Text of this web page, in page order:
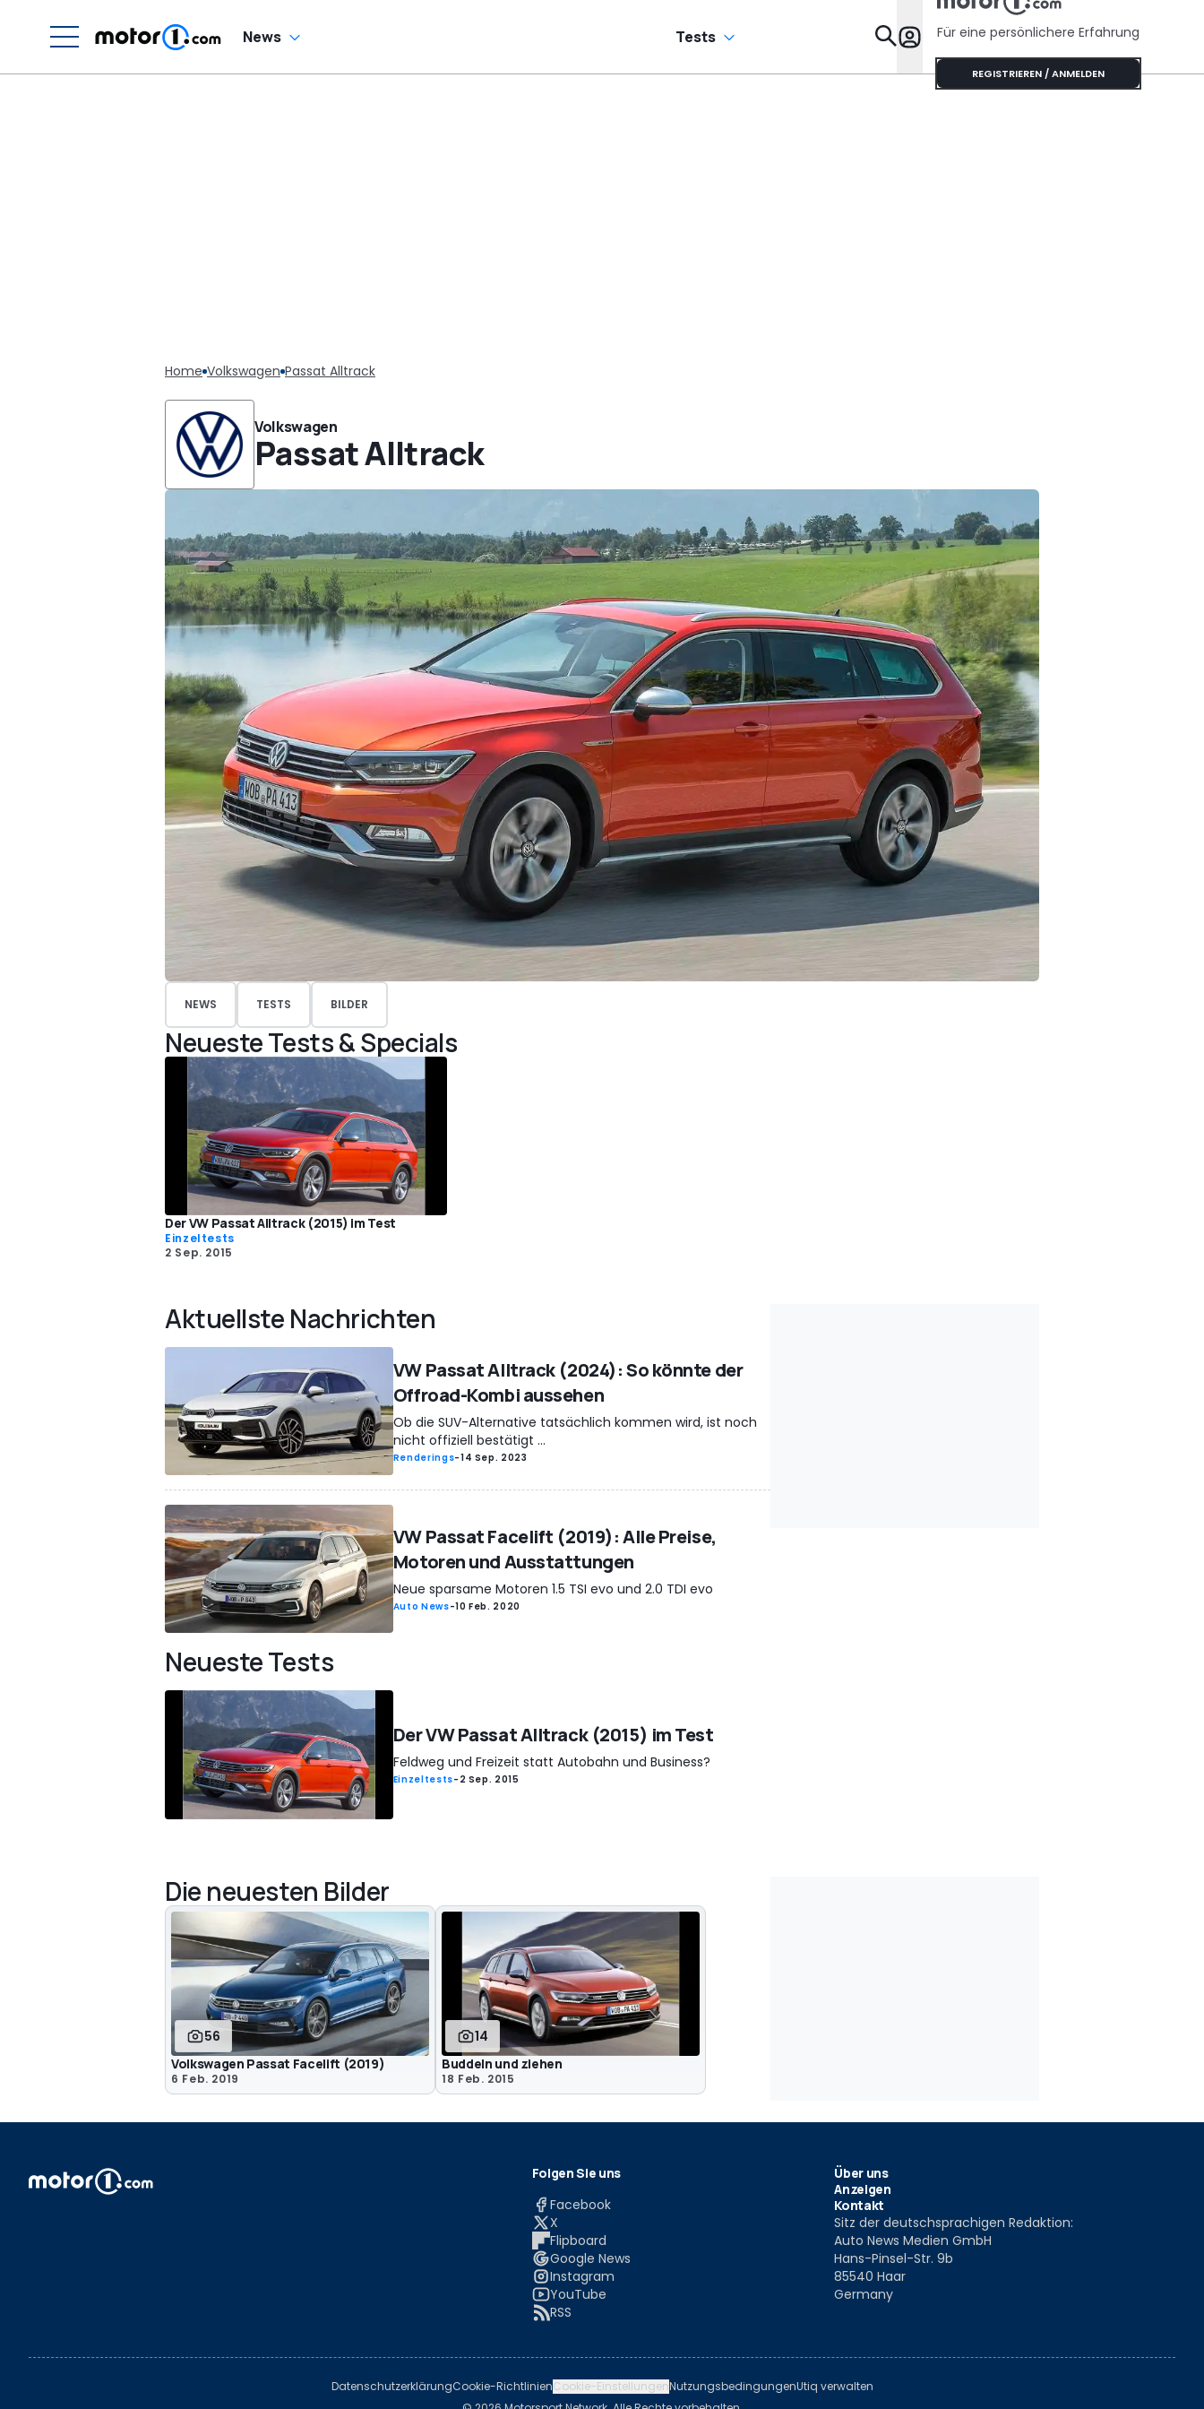
News Tests Specials
Für eine persönlichere Erfahrung
REGISTRIEREN / ANMELDEN
Home Volkswagen Passat Alltrack
Volkswagen
Passat Alltrack
NEWS TESTS BILDER
Neueste Tests & Specials
Der VW Passat Alltrack (2015) im Test
Einzeltests
2 Sep. 2015
Aktuellste Nachrichten
VW Passat Alltrack (2024): So könnte der
Offroad-Kombi aussehen
Ob die SUV-Alternative tatsächlich kommen wird, ist noch
nicht offiziell bestätigt ...
Renderings-14 Sep. 2023
VW Passat Facelift (2019): Alle Preise,
Motoren und Ausstattungen
Neue sparsame Motoren 1.5 TSI evo und 2.0 TDI evo
Auto News-10 Feb. 2020
Neueste Tests
Der VW Passat Alltrack (2015) im Test
Feldweg und Freizeit statt Autobahn und Business?
Einzeltests- 2 Sep. 2015
Die neuesten Bilder
56
Volkswagen Passat Facelift (2019)
6 Feb. 2019
14
Buddeln und ziehen
18 Feb. 2015
Folgen Sie uns
Facebook
X
Flipboard
Google News
Instagram
YouTube
RSS
Über uns
Anzeigen
Kontakt
Sitz der deutschsprachigen Redaktion:
Auto News Medien GmbH
Hans-Pinsel-Str. 9b
85540 Haar
Germany
DatenschutzerklärungCookie-RichtlinienCookie-EinstellungenNutzungsbedingungenUtiq verwalten